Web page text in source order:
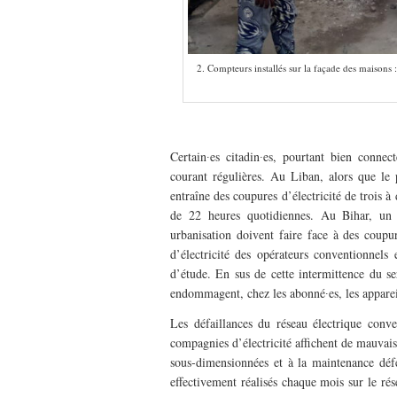
2. Compteurs installés sur la façade des
Certain∙es citadin∙es, pourtant bien
courant régulières. Au Liban, alors que
entraîne des coupures d’électricité de trois
de 22 heures quotidiennes. Au Bihar,
urbanisation doivent faire face à des
d’électricité des opérateurs
d’étude. En sus de cette intermittence du
endommagent, chez les abonné∙es, les
Les défaillances du réseau électrique
compagnies d’électricité affichent de
sous-dimensionnées et à la maintenance
effectivement réalisés chaque mois sur le